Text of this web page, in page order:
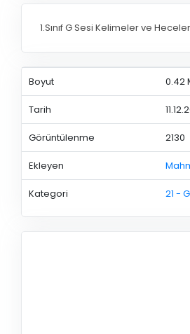
1.Sınıf G Sesi Kelimeler ve
Boyut 0.42
Tarih
Görüntülenme 2130
Ekleyen
Kategori 21 -